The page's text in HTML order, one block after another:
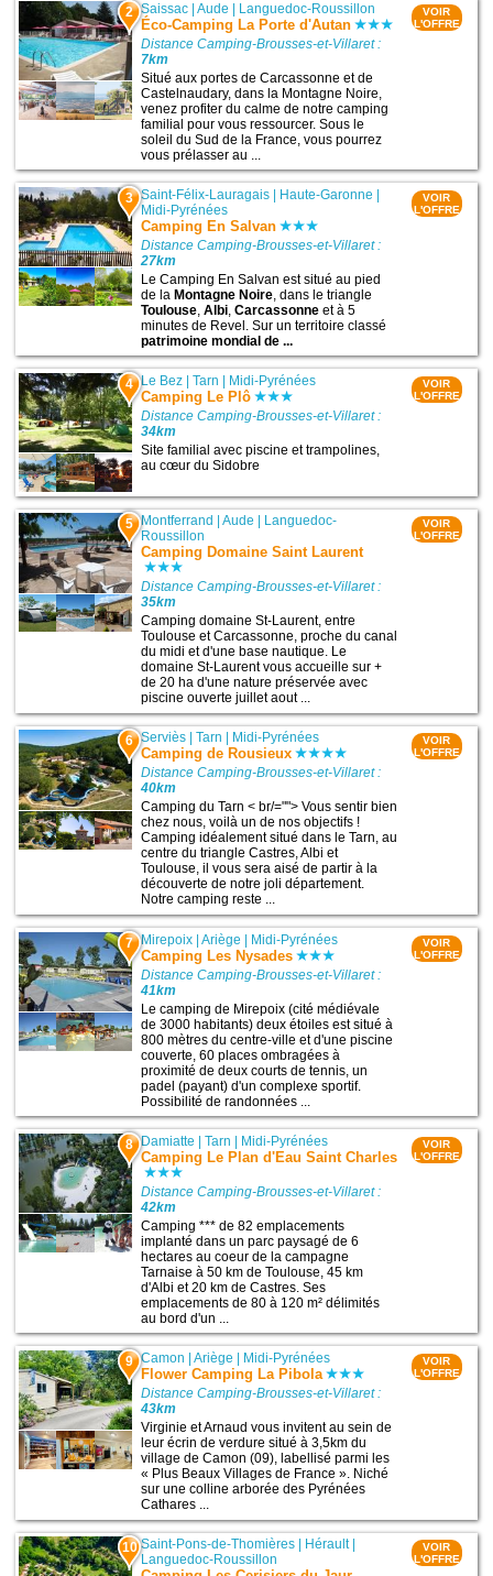
2 Saissac |Aude | Languedoc-Roussillon
Éco-Camping La Porte d'Autan
Distance Camping-Brousses-et-Villaret :
7km
Situé aux portes de Carcassonne et de
Castelnaudary, dans la Montagne Noire,
venez profiter du calme de notre camping
familial pour vous ressourcer. Sous le
soleil du Sud de la France, vous pourrez
vous prélasser au ...
VOIR
L'OFFRE
3 Saint-Félix-Lauragais | Haute-Garonne |
Midi-Pyrénées
Camping En Salvan
Distance Camping-Brousses-et-Villaret :
27km
Le Camping En Salvan est situé au pied
de la Montagne Noire , dans le triangle
Toulouse ,Albi ,Carcassonneet à 5
minutes de Revel. Sur un territoire classé
patrimoine mondial de ...
VOIR
L'OFFRE
4 Le Bez |Tarn Midi-Pyrénées
Camping Le Plô
Distance Camping-Brousses-et-Villaret :
34km
Site familial avec piscine et trampolines,
au cœur du Sidobre
VOIR
L'OFFRE
5 Montferrand |Aude
Languedoc-
Roussillon
Camping Domaine Saint Laurent
Distance Camping-Brousses-et-Villaret :
35km
Camping domaine St-Laurent, entre
Toulouse et Carcassonne, proche du canal
du midi et d'une base nautique. Le
domaine St-Laurent vous accueille sur +
de 20 ha d'une nature préservée avec
piscine ouverte juillet aout ...
VOIR
L'OFFRE
6 Serviès |Tarn Midi-Pyrénées
Camping de Rousieux
Distance Camping-Brousses-et-Villaret :
40km
Camping du Tarn < br/=""> Vous sentir bien
chez nous, voilà un de nos objectifs !
Camping idéalement situé dans le Tarn, au
centre du triangle Castres, Albi et
Toulouse, il vous sera aisé de partir à la
découverte de notre joli département.
Notre camping reste ...
VOIR
L'OFFRE
7 Mirepoix |Ariège | Midi-Pyrénées
Camping Les Nysades
Distance Camping-Brousses-et-Villaret :
41km
Le camping de Mirepoix (cité médiévale
de 3000 habitants) deux étoiles est situé à
800 mètres du centre-ville et d'une piscine
couverte, 60 places ombragées à
proximité de deux courts de tennis, un
padel (payant) d'un complexe sportif.
Possibilité de randonnées ...
VOIR
L'OFFRE
8 Damiatte |Tarn | Midi-Pyrénées
Camping Le Plan d'Eau Saint Charles
Distance Camping-Brousses-et-Villaret :
42km
Camping *** de 82 emplacements
implanté dans un parc paysagé de 6
hectares au coeur de la campagne
Tarnaise à 50 km de Toulouse, 45 km
d'Albi et 20 km de Castres. Ses
emplacements de 80 à 120 m² délimités
au bord d'un ...
VOIR
L'OFFRE
9 Camon |Ariège Midi-Pyrénées
Flower Camping La Pibola
Distance Camping-Brousses-et-Villaret :
43km
Virginie et Arnaud vous invitent au sein de
leur écrin de verdure situé à 3,5km du
village de Camon (09), labellisé parmi les
« Plus Beaux Villages de France ». Niché
sur une colline arborée des Pyrénées
Cathares ...
VOIR
L'OFFRE
10 Saint-Pons-de-Thomières Hérault|
Languedoc-Roussillon
VOIR
L'OFFRE